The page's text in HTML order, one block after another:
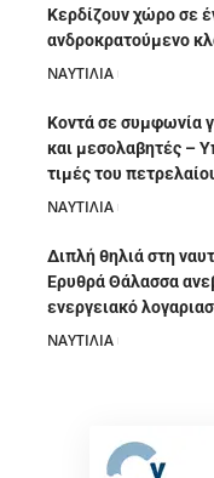
Κερδίζουν χώρο σε
ανδροκρατούμενο
ΝΑΥΤΙΛΙΑ
Κοντά σε συμφωνία
και μεσολαβητές –
τιμές του
ΝΑΥΤΙΛΙΑ
Διπλή θηλιά στη
Ερυθρά Θάλασσα
ενεργειακό
ΝΑΥΤΙΛΙΑ